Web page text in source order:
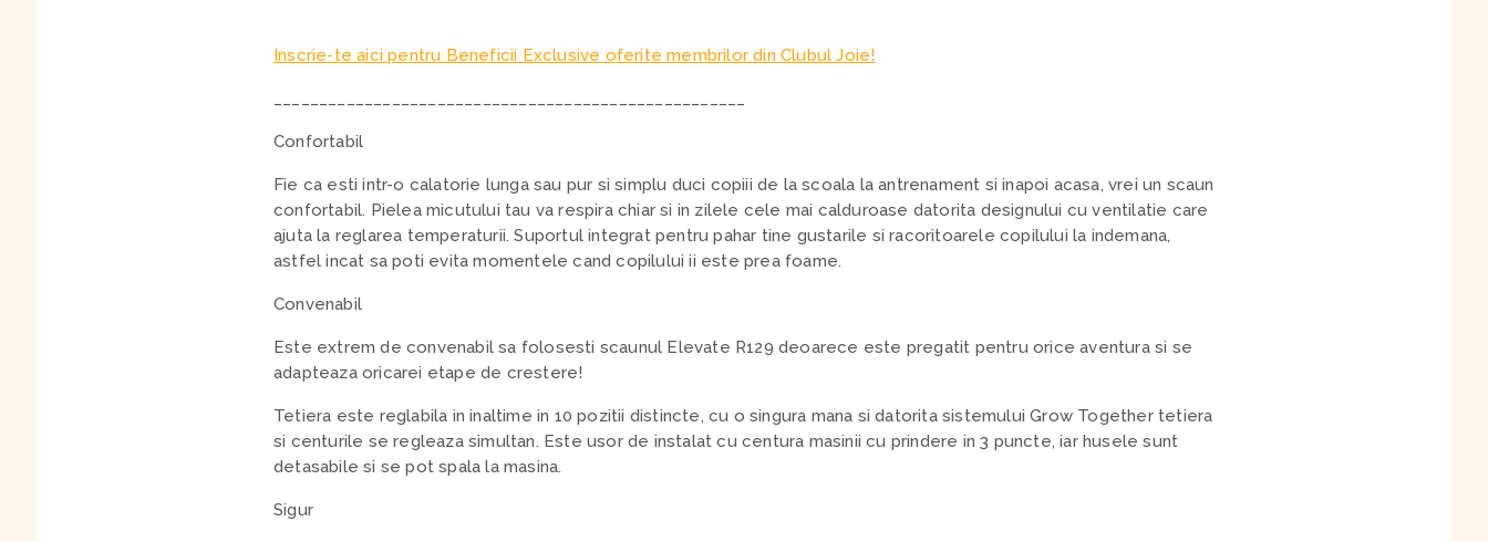
Inscrie-te aici pentru Beneficii Exclusive oferite membrilor din Clubul Joie!
Confortabil
Fie ca esti intr-o calatorie lunga sau pur si simplu duci copiii de la scoala la antrenament si inapoi acasa, vrei un scaun
confortabil. Pielea micutului tau va respira chiar si in zilele cele mai calduroase datorita designului cu ventilatie care
ajuta la reglarea temperaturii. Suportul integrat pentru pahar tine gustarile si racoritoarele copilului la indemana,
astfel incat sa poti evita momentele cand copilului ii este prea foame.
Convenabil
Este extrem de convenabil sa folosesti scaunul Elevate R129 deoarece este pregatit pentru orice aventura si se
adapteaza oricarei etape de crestere!
Tetiera este reglabila in inaltime in 10 pozitii distincte, cu o singura mana si datorita sistemului Grow Together tetiera
si centurile se regleaza simultan. Este usor de instalat cu centura masinii cu prindere in 3 puncte, iar husele sunt
detasabile si se pot spala la masina.
Sigur